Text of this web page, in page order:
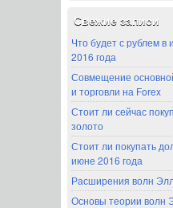
Свежие записи
Что будет с рублем в
2016 года
Совмещение
и торговли на Forex
Стоит ли сейчас
золото
Стоит ли покупать
июне 2016 года
Расширения волн
Основы теории волн